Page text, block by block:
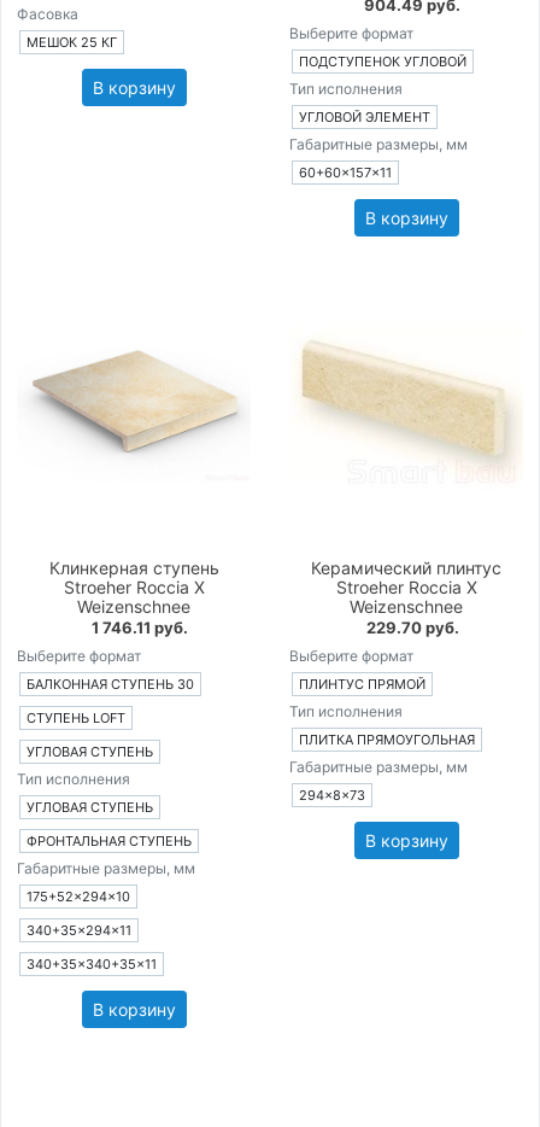
Фасовка
МЕШОК 25 КГ
В корзину
904.49 руб.
Выберите формат
ПОДСТУПЕНОК УГЛОВОЙ
Тип исполнения
УГЛОВОЙ ЭЛЕМЕНТ
Габаритные размеры, мм
60+60×157×11
В корзину
Клинкерная ступень
Stroeher Roccia X
Weizenschnee
1 746.11 руб.
Выберите формат
БАЛКОННАЯ СТУПЕНЬ 30
СТУПЕНЬ LOFT
УГЛОВАЯ СТУПЕНЬ
Тип исполнения
УГЛОВАЯ СТУПЕНЬ
ФРОНТАЛЬНАЯ СТУПЕНЬ
Габаритные размеры, мм
175+52×294×10
340+35×294×11
340+35×340+35×11
В корзину
Керамический плинтус
Stroeher Roccia X
Weizenschnee
229.70 руб.
Выберите формат
ПЛИНТУС ПРЯМОЙ
Тип исполнения
ПЛИТКА ПРЯМОУГОЛЬНАЯ
Габаритные размеры, мм
294×8×73
В корзину